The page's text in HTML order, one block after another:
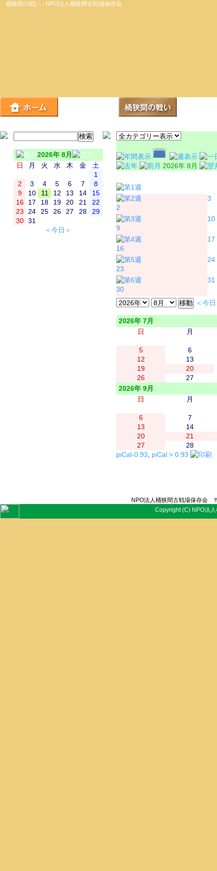
桶狭間の戦い - NPO法人桶狭間古戦場保存会
2026年 8月
日
月 火 水 木 金
土
1
2
3 4 5 6 7
8
9
10 11 12 13 14
15
16
17 18 19 20 21
22
23
24 25 26 27 28
29
30
31
＜今日＞
2026年 8月
2
3
9
10
16
17
23
24
30
31
＜今
2026年 7月
日
月
5
6
12
13
19
20
26
27
2026年 9月
日
月
6
7
13
14
20
21
27
28
piCal-0.93, piCal > 0.93
NPO法人桶狭間古戦場保存
Copyright (C) NPO法